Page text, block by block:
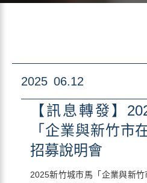
2025 06.12
【訊息轉發】
「企業與新竹市
招募說明會
2025新竹城市馬「企業與新